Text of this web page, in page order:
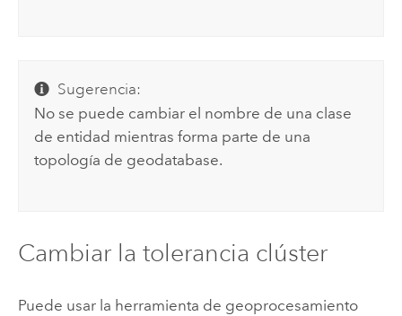
Sugerencia:
No se puede cambiar el nombre de una clase
de entidad mientras forma parte de una
topología de geodatabase.
Cambiar la tolerancia clúster
Puede usar la herramienta de geoprocesamiento